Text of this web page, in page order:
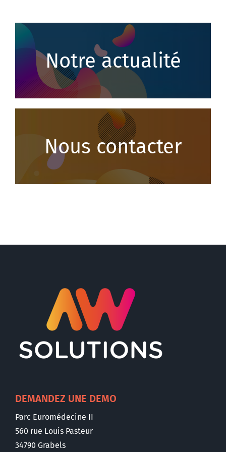
Notre actualité
Nous contacter
DEMANDEZ UNE DEMO
Parc Euromédecine II
560 rue Louis Pasteur
34790 Grabels